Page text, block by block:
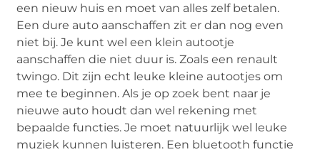
een nieuw huis en moet van alles zelf betalen.
Een dure auto aanschaffen zit er dan nog even
niet bij. Je kunt wel een klein autootje
aanschaffen die niet duur is. Zoals een renault
twingo. Dit zijn echt leuke kleine autootjes om
mee te beginnen. Als je op zoek bent naar je
nieuwe auto houdt dan wel rekening met
bepaalde functies. Je moet natuurlijk wel leuke
muziek kunnen luisteren. Een bluetooth functie